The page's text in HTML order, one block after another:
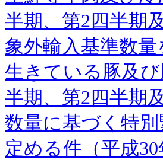
半期、第2四半期
象外輸入基準数
生きている豚及
半期、第2四半期
数量に基づく特
定める件（平成